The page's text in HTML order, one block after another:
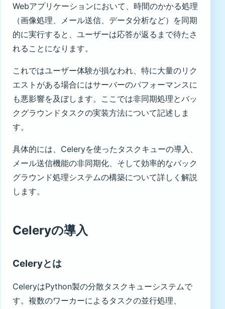
Webアプリケーションにおいて、時間のかかる処理
（画像処理、メール送信、データ分析など）を同期
的に実行すると、ユーザーは応答が返るまで待たさ
れることになります。
これではユーザー体験が損なわれ、特に大量のリク
エストがある場合にはサーバーのパフォーマンスに
も悪影響を及ぼします。ここでは非同期処理とバッ
クグラウンドタスクの実装方法について記述しま
す。
具体的には、Celeryを使ったタスクキューの導入、
メール送信機能の非同期化、そして効率的なバック
グラウンド処理システムの構築について詳しく解説
します。
Celeryの導入
Celeryとは
CeleryはPython製の分散タスクキューシステムで
す。複数のワーカーによるタスクの並行処理、